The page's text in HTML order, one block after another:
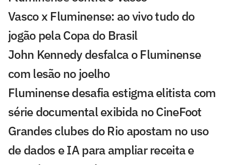
Vasco x Fluminense: ao vivo tudo do
jogão pela Copa do Brasil
John Kennedy desfalca o Fluminense
com lesão no joelho
Fluminense desafia estigma elitista com
série documental exibida no CineFoot
Grandes clubes do Rio apostam no uso
de dados e IA para ampliar receita e